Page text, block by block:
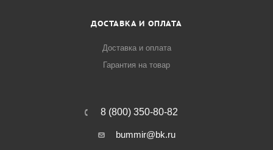
ДОСТАВКА И ОПЛАТА
Доставка и оплата
Гарантия на товар
8 (800) 350-80-82
bummir@bk.ru